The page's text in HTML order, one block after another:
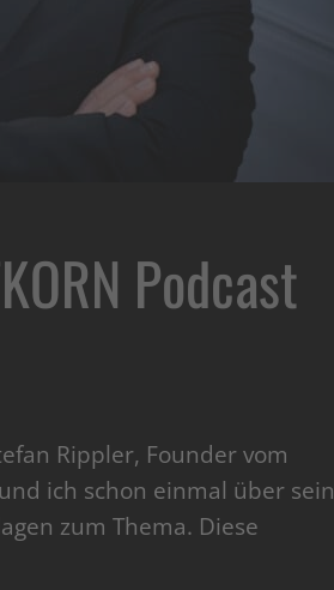
Podcast
Rippler, Founder vom
ich schon einmal über sein
zum Thema. Diese